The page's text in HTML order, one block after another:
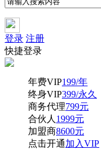
登录 注册
快捷登录
年费VIP199/年
终身VIP399/永久
商务代理799元
合伙人 1999元
加盟商8600元
点击开通加入VIP